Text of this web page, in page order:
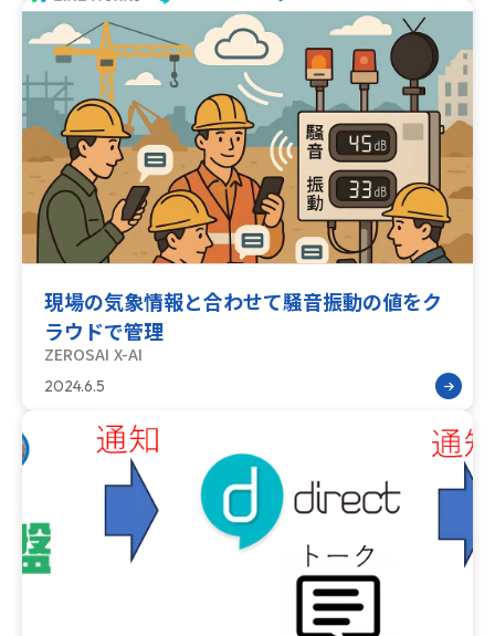
現場の気象情報と合わせて騒音振動の値をク
ラウドで管理
ZEROSAI X-AI
2024.6.5